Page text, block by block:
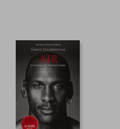
45%
dcto.